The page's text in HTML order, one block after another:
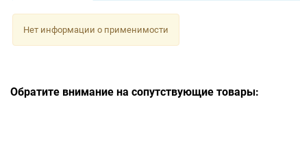
Нет информации о применимости
Обратите внимание на сопутствующие товары: